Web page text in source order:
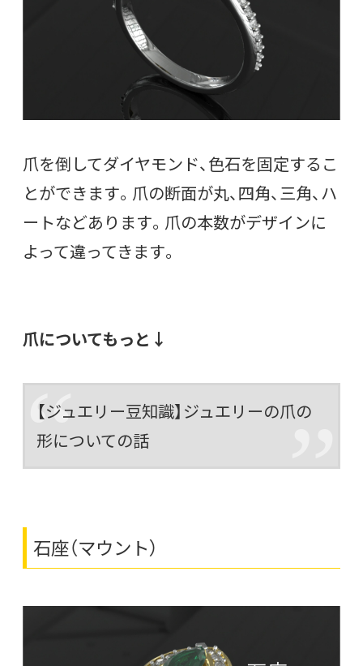
爪を倒してダイヤモンド、色石を固定するこ
とができます。爪の断面が丸、四角、三角、ハ
ートなどあります。爪の本数がデザインに
よって違ってきます。
爪についてもっと↓
【ジュエリー豆知識】ジュエリーの爪の
形についての話
石座（マウント）